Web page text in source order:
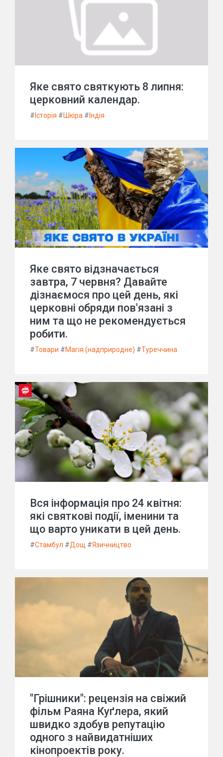
Яке свято святкують 8 липня:
церковний календар.
# Історія #Шкіра # Індія
Яке свято відзначається
завтра, 7 червня? Давайте
дізнаємося про цей день, які
церковні обряди пов'язані з
ним та що не рекомендується
робити.
#Товари #Магія (надприродне) #Туреччина
Вся інформація про 24 квітня:
які святкові події, іменини та
що варто уникати в цей день.
#Стамбул #Дощ #Язичництво
"Грішники": рецензія на свіжий
фільм Раяна Куґлера, який
швидко здобув репутацію
одного з найвидатніших
кінопроектів року.